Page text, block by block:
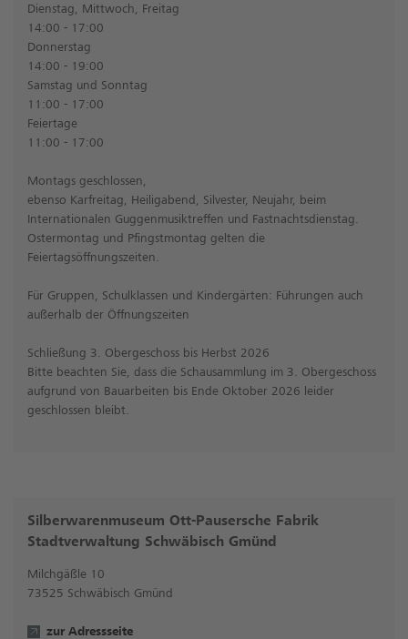
Dienstag, Mittwoch, Freitag
14:00 - 17:00
Donnerstag
14:00 - 19:00
Samstag und Sonntag
11:00 - 17:00
Feiertage
11:00 - 17:00
Montags geschlossen,
ebenso Karfreitag, Heiligabend, Silvester, Neujahr, beim
Internationalen Guggenmusiktreffen und Fastnachtsdienstag.
Ostermontag und Pfingstmontag gelten die
Feiertagsöffnungszeiten.
Für Gruppen, Schulklassen und Kindergärten: Führungen auch
außerhalb der Öffnungszeiten
Schließung 3. Obergeschoss bis Herbst 2026
Bitte beachten Sie, dass die Schausammlung im 3. Obergeschoss
aufgrund von Bauarbeiten bis Ende Oktober 2026 leider
geschlossen bleibt.
Silberwarenmuseum Ott-Pausersche Fabrik
Stadtverwaltung Schwäbisch Gmünd
Milchgäßle 10
73525 Schwäbisch Gmünd
zur Adressseite